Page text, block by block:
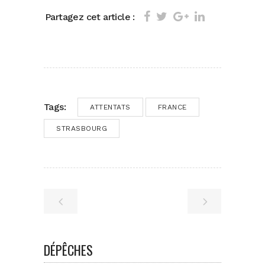
Partagez cet article :
Tags: ATTENTATS FRANCE
STRASBOURG
DÉPÊCHES